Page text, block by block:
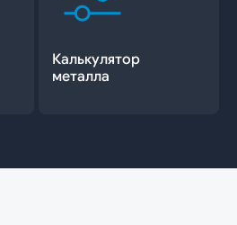
Калькулятор
металла